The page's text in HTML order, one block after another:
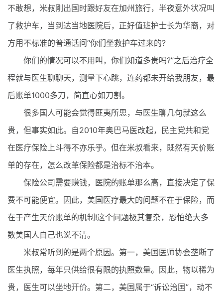
不敢想，米叔刚出国时跟好友在加州旅行，半夜意外状况叫
了救护车，当到达当地医院后，正好值班护士长为华裔，对
方用不标准的普通话问“你们坐救护车过来的?
你们的情况可以不用叫，你们知道多贵吗?”之后治疗全
程就与医生聊聊天，测量下心跳，连药都未开给我朋友，最
后账单1000多刀，简直心如刀割。
很多国人可能会觉得匪夷所思，与医生聊几句就这么
贵，但事实如此。自2010年奥巴马医改起，民主党共和党
在医疗保险上斗得不亦乐乎。但在米叔看来，既然有天价账
单的存在，怎么改革保险都是治标不治本。
保险公司需要赚钱，医院的账单那么高，直接决定了保
费不可能便宜。因此，美国医疗最大的问题不在于保险，而
在于产生天价账单的机制!这个问题极其复杂，恐怕绝大多
数美国人自己也说不清。
米叔常听到的是两个原因。第一，美国医师协会垄断了
医生执照，每年只供给很有限的执照数量。因此，物以稀为
贵，医生可以坐地开价。第二，美国属于“诉讼治国”，动不